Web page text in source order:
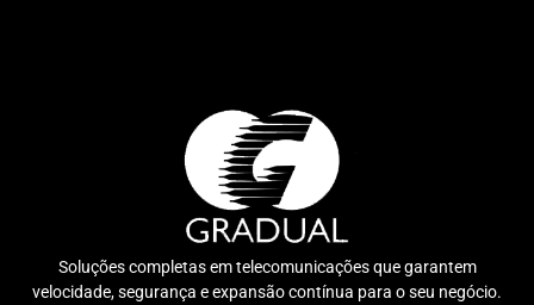
Soluções completas em telecomunicações que garantem
velocidade, segurança e expansão contínua para o seu negócio.